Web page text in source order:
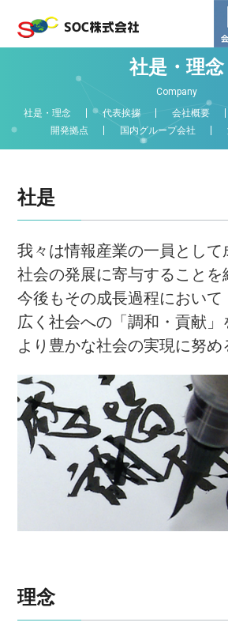
社是・理念
Company
社是・理念
代表挨拶 会社概要
開発拠点
国内グループ会社
社是
我々は情報産業の一員として
社会の発展に寄与することを
今後もその成長過程において
広く社会への「調和・貢献」
より豊かな社会の実現に努め
理念